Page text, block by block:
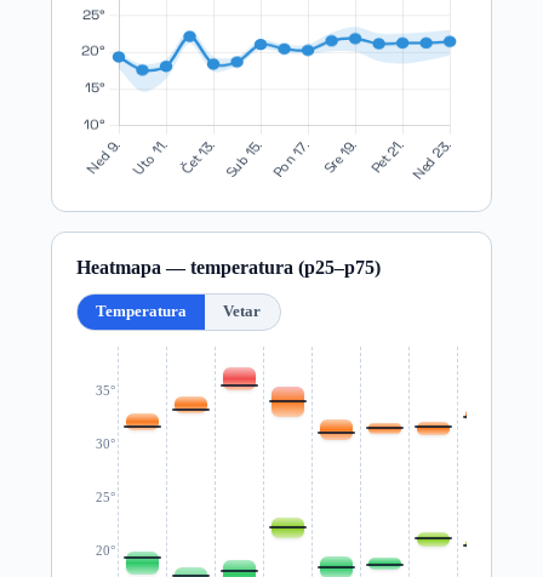
Heatmapa — temperatura (p25–p75)
Temperatura Vetar
20°
25°
30°
35°